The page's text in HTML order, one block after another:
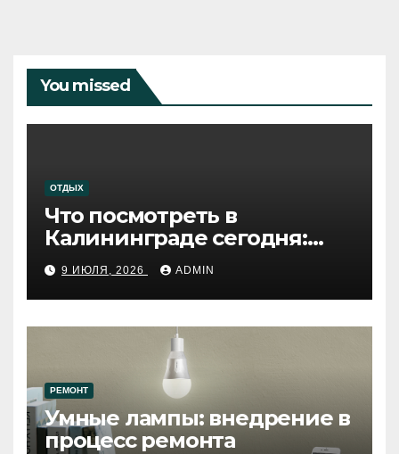
You missed
ОТДЫХ
Что посмотреть в
Калининграде сегодня:
путеводитель по самому
западному городу России
9 ИЮЛЯ, 2026 ADMIN
РЕМОНТ
Умные лампы: внедрение в
процесс ремонта